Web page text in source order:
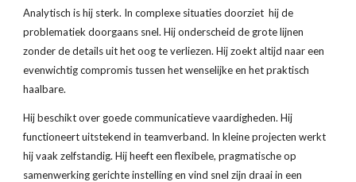
Analytisch is hij ster­k. In complexe situaties doorziet hij de
problematiek doorgaans snel. Hij onderscheid de grote lijnen
zonder de details uit het oog te verliezen. Hij zoekt altijd naar een
evenwichtig compromis tussen het wenselijke en het praktisch
haalbare.
Hij beschikt over goede communicatieve vaardigheden. Hij
functioneert uitstekend in teamverband. In kleine projecten werkt
hij vaak zelfstandig. Hij heeft een flexibele, pragmatische op
samenwerking gerichte instelling en vind snel zijn draai in een